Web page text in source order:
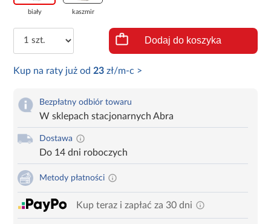
biały kaszmir
Dodaj do koszyka
Kup na raty już od 23 zł/m-c >
Bezpłatny odbiór towaru
W sklepach stacjonarnych Abra
Dostawa
Do 14 dni roboczych
Metody płatności
Kup teraz i zapłać za 30 dni